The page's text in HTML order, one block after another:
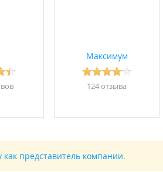
Максимум
124 отзывa
как представитель компании.